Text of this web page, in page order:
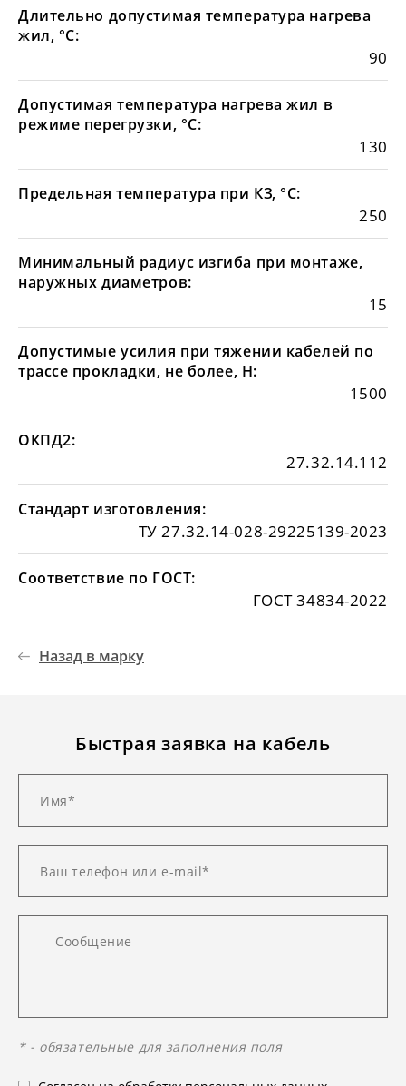
Длительно допустимая температура нагрева
жил, °С:
90
Допустимая температура нагрева жил в
режиме перегрузки, °С:
130
Предельная температура при КЗ, °С:
250
Минимальный радиус изгиба при монтаже,
наружных диаметров:
15
Допустимые усилия при тяжении кабелей по
трассе прокладки, не более, Н:
1500
ОКПД2:
27.32.14.112
Стандарт изготовления:
ТУ 27.32.14-028-29225139-2023
Соответствие по ГОСТ:
ГОСТ 34834-2022
Назад в марку
Быстрая заявка на кабель
* - обязательные для заполнения поля